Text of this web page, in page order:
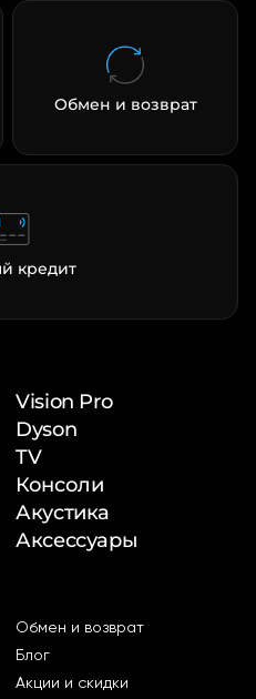
Обмен и возврат
кредит
Vision Pro
Dyson
TV
Консоли
Акустика
Аксессуары
Обмен и возврат
Блог
Акции и скидки